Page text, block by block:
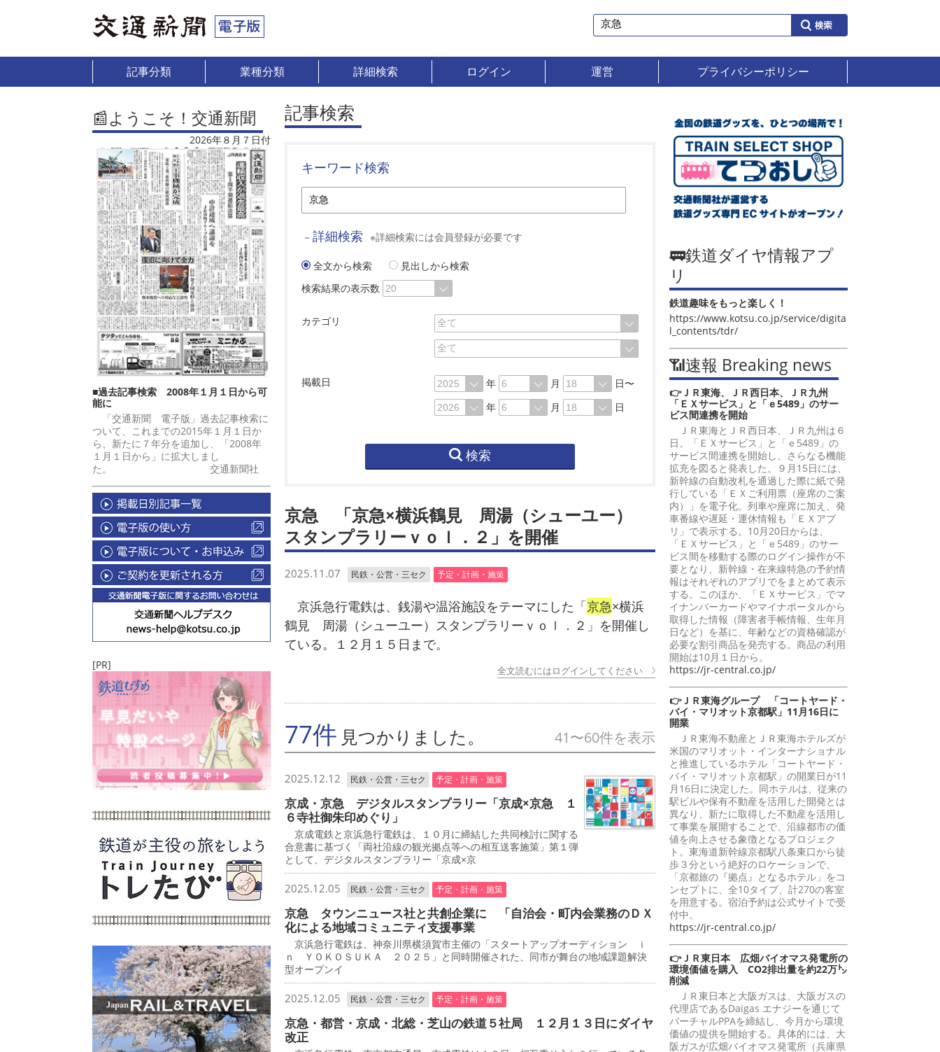
記事分類 業種分類 詳細検索 ログイン 運営 プライバシーポリシー
📰ようこそ！交通新聞
2026年８月７日付
■過去記事検索 2008年１月１日から可
能に
「交通新聞 電子版」過去記事検索に
ついて、これまでの2015年１月１日か
ら、新たに７年分を追加し、「2008年
１月１日から」に拡大しまし
た。 交通新聞社
[PR]
記事検索
キーワード検索
－ 詳細検索 ※詳細検索には会員登録が必要です
全文から検索
見出しから検索
検索結果の表示数
カテゴリ
掲載日 年 月
日〜
年
月 日
検索
京急 「京急×横浜鶴見 周湯（シューユー）
スタンプラリーｖｏｌ．２」を開催
2025.11.07 民鉄・公営・三セク 予定・計画・施策
京浜急行電鉄は、銭湯や温浴施設をテーマにした「京急×横浜
鶴見 周湯（シューユー）スタンプラリーｖｏｌ．２」を開催し
ている。１２月１５日まで。
全文読むにはログインしてください
77件 見つかりました。 41〜60件を表示
2025.12.12 民鉄・公営・三セク 予定・計画・施策
京成・京急 デジタルスタンプラリー「京成×京急 １
６寺社御朱印めぐり」
京成電鉄と京浜急行電鉄は、１０月に締結した共同検討に関する
合意書に基づく「両社沿線の観光拠点等への相互送客施策」第１弾
として、デジタルスタンプラリー「京成×京
2025.12.05 民鉄・公営・三セク 予定・計画・施策
京急 タウンニュース社と共創企業に 「自治会・町内会業務のＤＸ
化による地域コミュニティ支援事業
京浜急行電鉄は、神奈川県横須賀市主催の「スタートアップオーディション ｉ
ｎ ＹＯＫＯＳＵＫＡ ２０２５」と同時開催された、同市が舞台の地域課題解決
型オープンイ
2025.12.05 民鉄・公営・三セク 予定・計画・施策
京急・都営・京成・北総・芝山の鉄道５社局 １２月１３日にダイヤ
改正
🚃鉄道ダイヤ情報アプ
リ
鉄道趣味をもっと楽しく！
https://www.kotsu.co.jp/service/digita
l_contents/tdr/
📶速報 Breaking news
👉ＪＲ東海、ＪＲ西日本、ＪＲ九州
「ＥＸサービス」と「ｅ5489」のサー
ビス間連携を開始
ＪＲ東海とＪＲ西日本、ＪＲ九州は６
日、「ＥＸサービス」と「ｅ5489」の
サービス間連携を開始し、さらなる機能
拡充を図ると発表した。９月15日には、
新幹線の自動改札を通過した際に紙で発
行している「ＥＸご利用票（座席のご案
内）」を電子化。列車や座席に加え、発
車番線や遅延・運休情報も「ＥＸアプ
リ」で表示する。10月20日からは、
「ＥＸサービス」と「ｅ5489」のサー
ビス間を移動する際のログイン操作が不
要となり、新幹線・在来線特急の予約情
報はそれぞれのアプリでをまとめて表示
する。このほか、「ＥＸサービス」でマ
イナンバーカードやマイナポータルから
取得した情報（障害者手帳情報、生年月
日など）を基に、年齢などの資格確認が
必要な割引商品を発売する。商品の利用
開始は10月１日から。
https://jr-central.co.jp/
👉ＪＲ東海グループ 「コートヤード・
バイ・マリオット京都駅」11月16日に
開業
ＪＲ東海不動産とＪＲ東海ホテルズが
米国のマリオット・インターナショナル
と推進しているホテル「コートヤード・
バイ・マリオット京都駅」の開業日が11
月16日に決定した。同ホテルは、従来の
駅ビルや保有不動産を活用した開発とは
異なり、新たに取得した不動産を活用し
て事業を展開することで、沿線都市の価
値を向上させる象徴となるプロジェク
ト。東海道新幹線京都駅八条東口から徒
歩３分という絶好のロケーションで、
「京都旅の『拠点』となるホテル」をコ
ンセプトに、全10タイプ、計270の客室
を用意する。宿泊予約は公式サイトで受
付中。
https://jr-central.co.jp/
👉ＪＲ東日本 広畑バイオマス発電所の
環境価値を購入 CO2排出量を約22万㌧
削減
ＪＲ東日本と大阪ガスは、大阪ガスの
代理店であるDaigas エナジーを通じて
バーチャルPPAを締結し、今月から環境
価値の提供を開始する。具体的には、大
阪ガスが広畑バイオマス発電所（兵庫県